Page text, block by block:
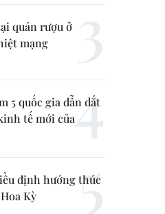
quán rượu ở
mạng
5 quốc gia dẫn dắt
tế mới của
định hướng thúc
Kỳ